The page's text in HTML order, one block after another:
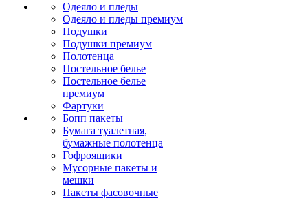
Одеяло и пледы
Одеяло и пледы премиум
Подушки
Подушки премиум
Полотенца
Постельное белье
Постельное белье
премиум
Фартуки
Бопп пакеты
Бумага туалетная,
бумажные полотенца
Гофроящики
Мусорные пакеты и
мешки
Пакеты фасовочные